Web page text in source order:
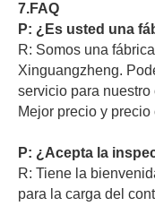
7.FAQ
P: ¿Es usted una
R: Somos una
Xinguangzheng.
servicio para nuestro
Mejor precio y precio
P: ¿Acepta la
R: Tiene la
para la carga del